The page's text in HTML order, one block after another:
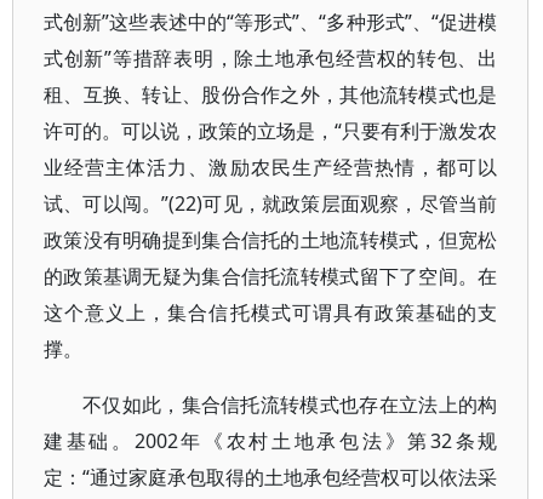
式创新”这些表述中的“等形式”、“多种形式”、“促进模
式创新”等措辞表明，除土地承包经营权的转包、出
租、互换、转让、股份合作之外，其他流转模式也是
许可的。可以说，政策的立场是，“只要有利于激发农
业经营主体活力、激励农民生产经营热情，都可以
试、可以闯。”(22)可见，就政策层面观察，尽管当前
政策没有明确提到集合信托的土地流转模式，但宽松
的政策基调无疑为集合信托流转模式留下了空间。在
这个意义上，集合信托模式可谓具有政策基础的支
撑。
不仅如此，集合信托流转模式也存在立法上的构
建基础。2002年《农村土地承包法》第32条规
定：“通过家庭承包取得的土地承包经营权可以依法采